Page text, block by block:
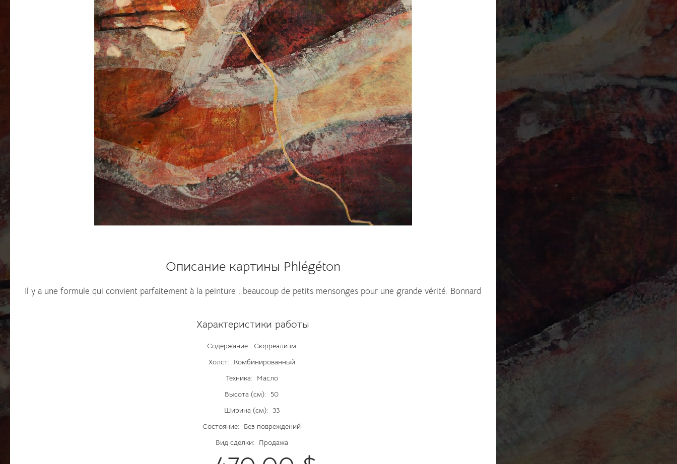
Описание картины Phlégéton
Il y a une formule qui convient parfaitement à la peinture : beaucoup de petits mensonges pour une grande vérité. Bonnard
Характеристики работы
Содержание: Сюрреализм
Холст:
Комбинированный
Техника:
Масло
Высота (см):
50
Ширина (см): 33
Состояние:
Без повреждений
Вид сделки:
Продажа